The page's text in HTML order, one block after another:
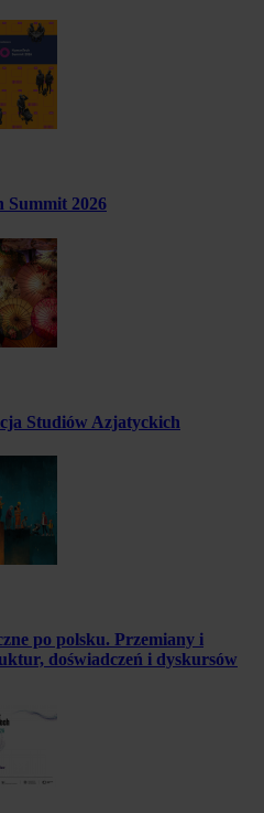
Summit 2026
Studiów Azjatyckich
po polsku. Przemiany i
doświadczeń i dyskursów